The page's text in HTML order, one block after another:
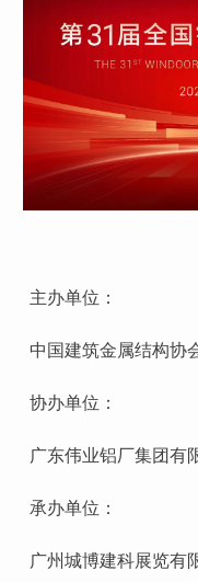
主办单位：
中国建筑金属结构协
协办单位：
广东伟业铝厂集团有
承办单位：
广州城博建科展览有